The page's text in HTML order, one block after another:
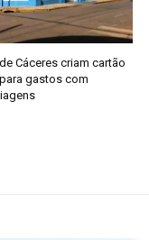
Cáceres criam cartão
gastos com